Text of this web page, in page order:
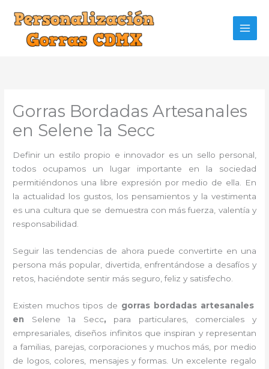
contenido
Gorras Bordadas Artesanales
en Selene 1a Secc
Definir un estilo propio e innovador es un sello personal,
todos ocupamos un lugar importante en la sociedad
permitiéndonos una libre expresión por medio de ella. En
la actualidad los gustos, los pensamientos y la vestimenta
es una cultura que se demuestra con más fuerza, valentía y
responsabilidad.
Seguir las tendencias de ahora puede convertirte en una
persona más popular, divertida, enfrentándose a desafíos y
retos, haciéndote sentir más seguro, feliz y satisfecho.
Existen muchos tipos de gorras bordadas artesanales
en Selene 1a Secc, para particulares, comerciales y
empresariales, diseños infinitos que inspiran y representan
a familias, parejas, corporaciones y muchos más, por medio
de logos, colores, mensajes y formas. Un excelente regalo